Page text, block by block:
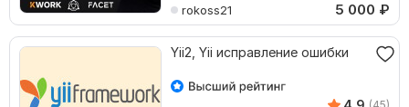
rokoss21 5 000 ₽
Yii2, Yii исправление ошибки